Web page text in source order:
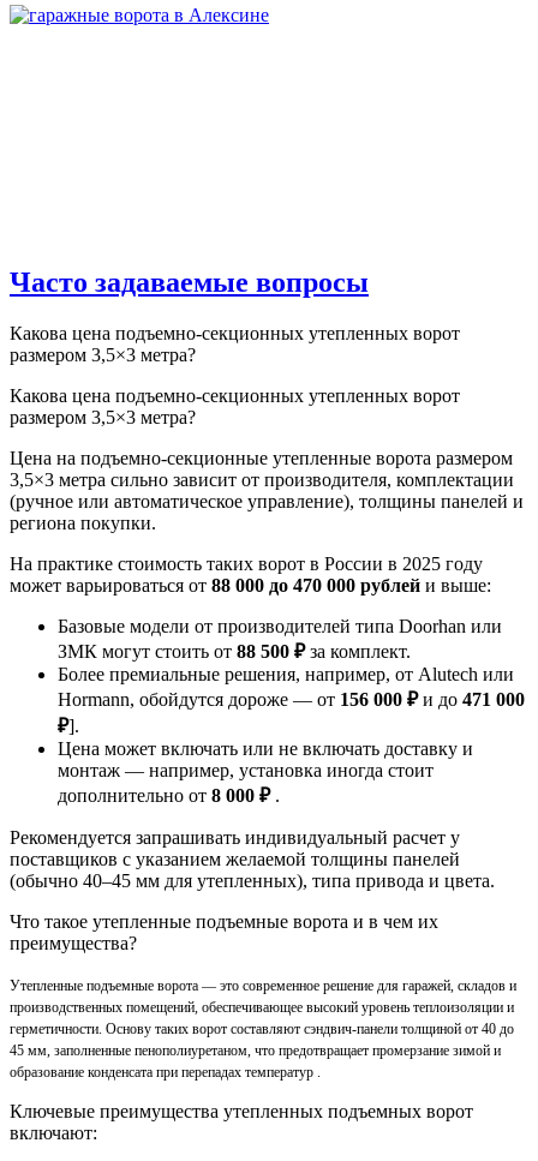
Часто задаваемые вопросы
Какова цена подъемно-секционных утепленных ворот
размером 3,5×3 метра?
Какова цена подъемно-секционных утепленных ворот
размером 3,5×3 метра?
Цена на подъемно-секционные утепленные ворота размером
3,5×3 метра сильно зависит от производителя, комплектации
(ручное или автоматическое управление), толщины панелей и
региона покупки.
На практике стоимость таких ворот в России в 2025 году
может варьироваться от 88 000 до 470 000 рублей и выше:
Базовые модели от производителей типа Doorhan или
ЗМК могут стоить от 88 500 ₽за комплект.
Более премиальные решения, например, от Alutech или
Hormann, обойдутся дороже — от 156 000 ₽и до 471 000
₽].
Цена может включать или не включать доставку и
монтаж — например, установка иногда стоит
дополнительно от 8 000 ₽.
Рекомендуется запрашивать индивидуальный расчет у
поставщиков с указанием желаемой толщины панелей
(обычно 40–45 мм для утепленных), типа привода и цвета.
Что такое утепленные подъемные ворота и в чем их
преимущества?
Утепленные подъемные ворота — это современное решение для гаражей, складов и
производственных помещений, обеспечивающее высокий уровень теплоизоляции и
герметичности. Основу таких ворот составляют сэндвич-панели толщиной от 40 до
45 мм, заполненные пенополиуретаном, что предотвращает промерзание зимой и
образование конденсата при перепадах температур .
Ключевые преимущества утепленных подъемных ворот
включают: